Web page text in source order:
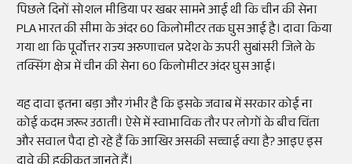
पिछले दिनों सोशल मीडिया पर खबर सामने आई थी कि चीन की सेना
PLA भारत की सीमा के अंदर 60 किलोमीटर तक घुस आई है। दावा किया
गया था कि पूर्वोत्तर राज्य अरुणाचल प्रदेश के ऊपरी सुबांसरी जिले के
तक्सिंग क्षेत्र में चीन की सेना 60 किलोमीटर अंदर घुस आई।
यह दावा इतना बड़ा और गंभीर है कि इसके जवाब में सरकार कोई ना
कोई कदम जरूर उठाती। ऐसे में स्वाभाविक तौर पर लोगों के बीच चिंता
और सवाल पैदा हो रहे हैं कि आखिर असकी सच्चाई क्या है? आइए इस